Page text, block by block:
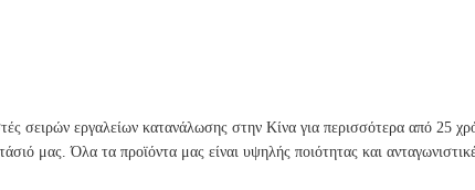
σειρών εργαλείων κατανάλωσης στην Κίνα για περισσότερα από 25
μας. Όλα τα προϊόντα μας είναι υψηλής ποιότητας και